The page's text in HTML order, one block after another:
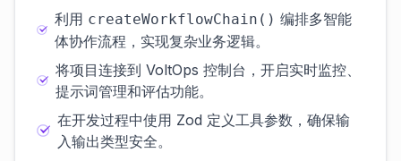
利用 createWorkflowChain() 编排多智能
体协作流程，实现复杂业务逻辑。
将项目连接到 VoltOps 控制台，开启实时监控、
提示词管理和评估功能。
在开发过程中使用 Zod 定义工具参数，确保输
入输出类型安全。